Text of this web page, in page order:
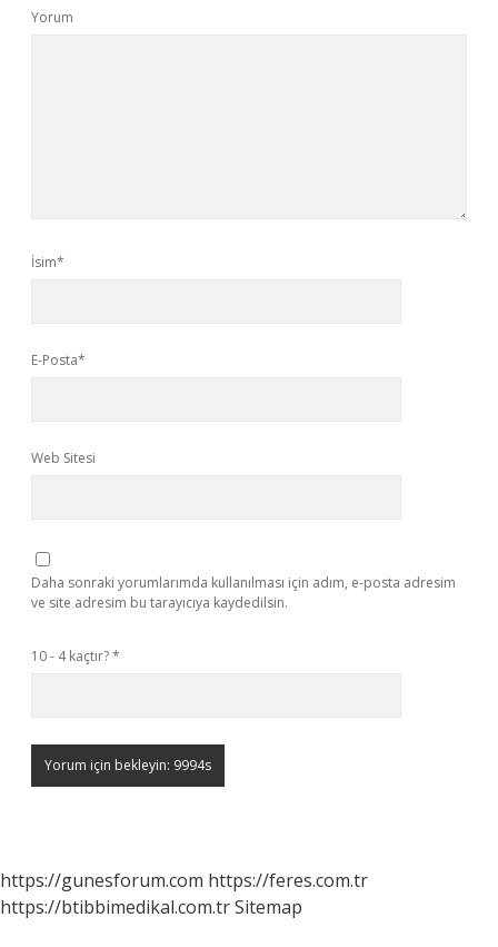
Yorum
İsim*
E-Posta*
Web Sitesi
Daha sonraki yorumlarımda kullanılması için adım, e-posta adresim
ve site adresim bu tarayıcıya kaydedilsin.
10 - 4 kaçtır?*
https://gunesforum.com https://feres.com.tr
https://btibbimedikal.com.trSitemap